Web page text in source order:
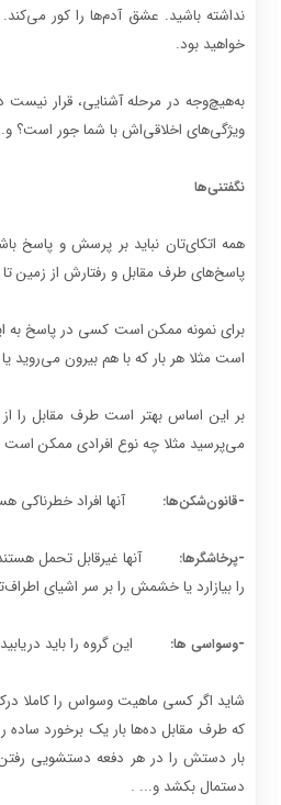
نداشته باشید. عشق آدم‌ها را کور
خواهید بود.
به‌هیچ‌وجه در مرحله آشنایی، قرار نیست
ویژگی‌های اخلاقی‌اش با شما جور است؟
نگفتنی‌ها
همه اتکای‌تان نباید بر پرسش و پاسخ
پاسخ‌های طرف مقابل و رفتارش از زمین
برای نمونه ممکن است کسی در پاسخ به
است مثلا هر بار که با هم بیرون می‌روید
بر این اساس بهتر است طرف مقابل را از
می‌پرسید مثلا چه نوع افرادی ممکن است
-قانون‌شکن‌ها: آنها افراد خطرناکی
-پرخاشگرها:
آنها غیرقابل تحمل
را بیازارد یا خشمش را بر سر اشیای
-وسواسی ها: این گروه را باید
شاید اگر کسی ماهیت وسواس را کاملا
بار دستش را در هر دفعه دستشویی
دستمال بکشد و... .